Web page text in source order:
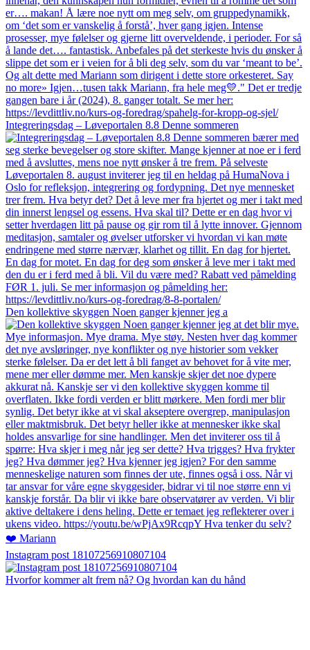
Integreringsdag – Løveportalen 8.8 Denne sommeren
Den kollektive skyggen Noen ganger kjenner jeg a
Instagram post 18107256910807104
Hvorfor kommer alt frem nå? Og hvordan kan du hånd